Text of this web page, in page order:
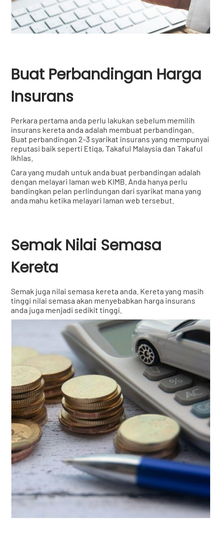
Buat Perbandingan Harga
Insurans
Perkara pertama anda perlu lakukan sebelum memilih
insurans kereta anda adalah membuat perbandingan.
Buat perbandingan 2-3 syarikat insurans yang mempunyai
reputasi baik seperti Etiqa, Takaful Malaysia dan Takaful
Ikhlas.
Cara yang mudah untuk anda buat perbandingan adalah
dengan melayari laman web KIMB. Anda hanya perlu
bandingkan pelan perlindungan dari syarikat mana yang
anda mahu ketika melayari laman web tersebut.
Semak Nilai Semasa
Kereta
Semak juga nilai semasa kereta anda. Kereta yang masih
tinggi nilai semasa akan menyebabkan harga insurans
anda juga menjadi sedikit tinggi.